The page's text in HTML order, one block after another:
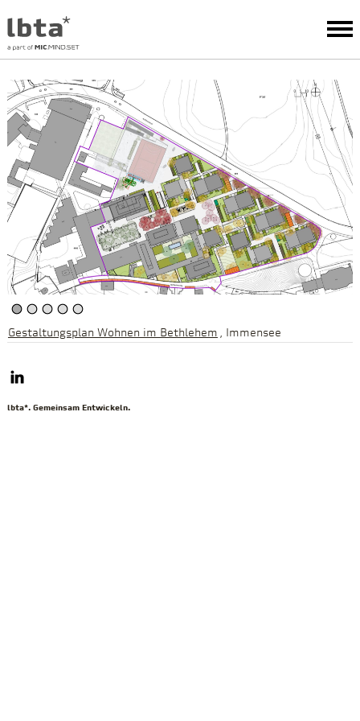
Gestaltungsplan Wohnen im Bethlehem Immensee
lbta*. Gemeinsam Entwickeln.